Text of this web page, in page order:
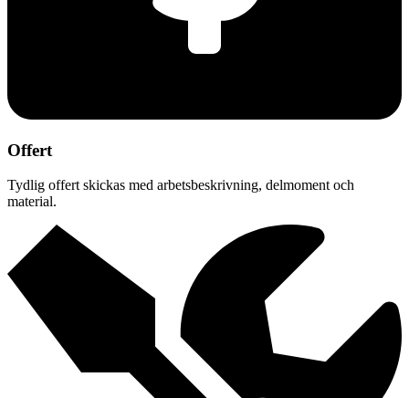
Offert
Tydlig offert skickas med arbetsbeskrivning, delmoment och
material.